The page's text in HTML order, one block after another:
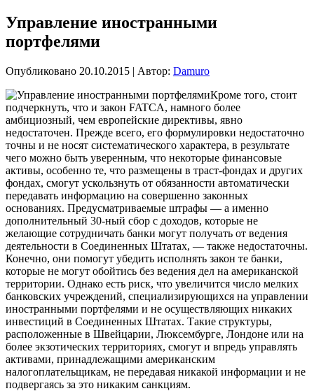
Управление иностранными
портфелями
Опубликовано 20.10.2015 | Автор: Damuro
Кроме того, стоит
подчеркнуть, что и закон FATCA, намного более
амбициозный, чем европейские директивы, явно
недостаточен. Прежде всего, его формулировки недостаточно
точны и не носят систематического характера, в результате
чего можно быть уверенным, что некоторые финансовые
активы, особенно те, что размещены в траст-фондах и других
фондах, смогут ускользнуть от обязанности автоматически
передавать информацию на совершенно законных
основаниях. Предусматриваемые штрафы — а именно
дополнительный 30-ный сбор с доходов, которые не
желающие сотрудничать банки могут получать от ведения
деятельности в Соединенных Штатах, — также недостаточны.
Конечно, они помогут убедить исполнять закон те банки,
которые не могут обойтись без ведения дел на американской
территории. Однако есть риск, что увеличится число мелких
банковских учреждений, специализирующихся на управлении
иностранными портфелями и не осуществляющих никаких
инвестиций в Соединенных Штатах. Такие структуры,
расположенные в Швейцарии, Люксембурге, Лондоне или на
более экзотических территориях, смогут и впредь управлять
активами, принадлежащими американским
налогоплательщикам, не передавая никакой информации и не
подвергаясь за это никаким санкциям.